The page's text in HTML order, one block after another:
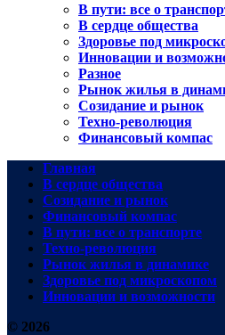
В пути: все о
В сердце общества
Здоровье под
Инновации и
Разное
Рынок жилья в
Созидание и рынок
Техно-революция
Финансовый компас
Главная
В сердце общества
Созидание и рынок
Финансовый компас
В пути: все о транспорте
Техно-революция
Рынок жилья в динамике
Здоровье под микроскопом
Инновации и возможности
© 2026